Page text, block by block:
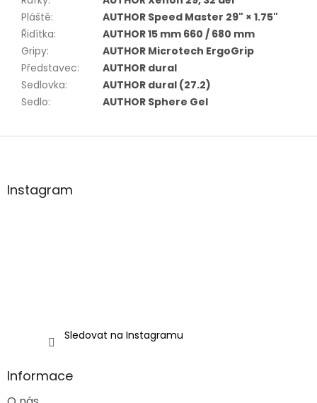
Pláště:
AUTHOR Speed Master 29" × 1.75"
Řidítka:
AUTHOR 15 mm 660 / 680 mm
Gripy:
AUTHOR Microtech ErgoGrip
Představec:
AUTHOR dural
Sedlovka:
AUTHOR dural (27.2)
Sedlo: AUTHOR Sphere Gel
Z
aInstagram
Sledovat na Instagramu
Informace